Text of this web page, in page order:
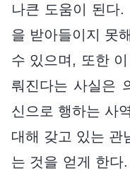
나큰 도움이 된다
을 받아들이지 못
수 있으며, 또한
뤄진다는 사실은
신으로 행하는 사
대해 갖고 있는 관
는 것을 얻게 한다